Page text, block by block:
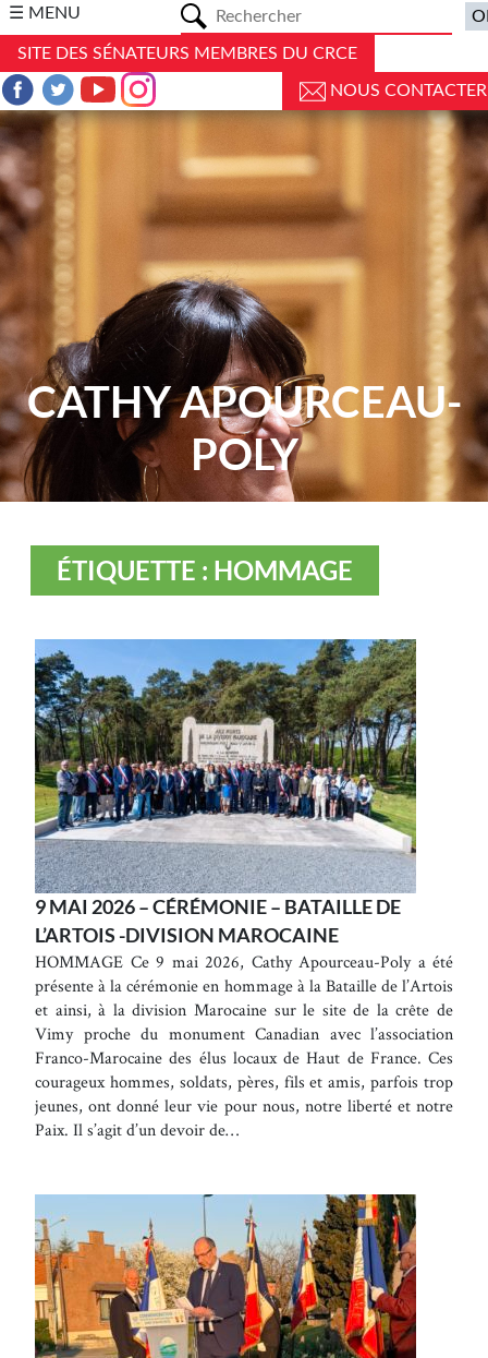
☰ MENU
SITE DES SÉNATEURS MEMBRES DU CRCE
NOUS CONTACTER
CATHY APOURCEAU-
POLY
ÉTIQUETTE : HOMMAGE
9 MAI 2026 – CÉRÉMONIE – BATAILLE DE
L’ARTOIS -DIVISION MAROCAINE
HOMMAGE Ce 9 mai 2026, Cathy Apourceau-Poly a été
présente à la cérémonie en hommage à la Bataille de l’Artois
et ainsi, à la division Marocaine sur le site de la crête de
Vimy proche du monument Canadian avec l’association
Franco-Marocaine des élus locaux de Haut de France. Ces
courageux hommes, soldats, pères, fils et amis, parfois trop
jeunes, ont donné leur vie pour nous, notre liberté et notre
Paix. Il s’agit d’un devoir de…